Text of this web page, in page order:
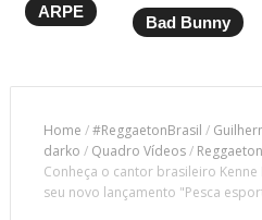
ARPE
Bad Bunny
Home /#ReggaetonBrasil /
darko / Quadro Vídeos/
Conheça o cantor brasileiro
seu novo lançamento "Pesca